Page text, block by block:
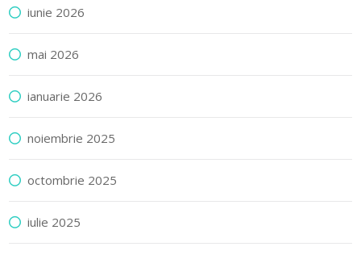
iunie 2026
mai 2026
ianuarie 2026
noiembrie 2025
octombrie 2025
iulie 2025